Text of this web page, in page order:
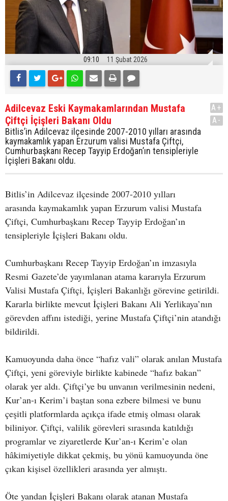
09:10 11 Şubat 2026
Adilcevaz Eski Kaymakamlarından Mustafa
Çiftçi İçişleri Bakanı Oldu
Bitlis’in Adilcevaz ilçesinde 2007-2010 yılları arasında
kaymakamlık yapan Erzurum valisi Mustafa Çiftçi,
Cumhurbaşkanı Recep Tayyip Erdoğan’ın tensipleriyle
İçişleri Bakanı oldu.
A+
A-
Bitlis’in Adilcevaz ilçesinde 2007-2010 yılları
arasında kaymakamlık yapan Erzurum valisi Mustafa
Çiftçi, Cumhurbaşkanı Recep Tayyip Erdoğan’ın
tensipleriyle İçişleri Bakanı oldu.
Cumhurbaşkanı Recep Tayyip Erdoğan’ın imzasıyla
Resmi Gazete’de yayımlanan atama kararıyla Erzurum
Valisi Mustafa Çiftçi, İçişleri Bakanlığı görevine getirildi.
Kararla birlikte mevcut İçişleri Bakanı Ali Yerlikaya’nın
görevden affını istediği, yerine Mustafa Çiftçi’nin atandığı
bildirildi.
Kamuoyunda daha önce “hafız vali” olarak anılan Mustafa
Çiftçi, yeni göreviyle birlikte kabinede “hafız bakan”
olarak yer aldı. Çiftçi’ye bu unvanın verilmesinin nedeni,
Kur’an-ı Kerim’i baştan sona ezbere bilmesi ve bunu
çeşitli platformlarda açıkça ifade etmiş olması olarak
biliniyor. Çiftçi, valilik görevleri sırasında katıldığı
programlar ve ziyaretlerde Kur’an-ı Kerim’e olan
hâkimiyetiyle dikkat çekmiş, bu yönü kamuoyunda öne
çıkan kişisel özellikleri arasında yer almıştı.
Öte yandan İçişleri Bakanı olarak atanan Mustafa